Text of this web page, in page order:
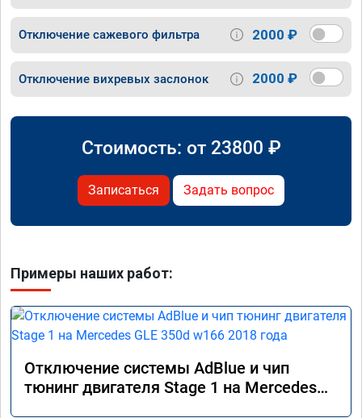
Отключение сажевого фильтра 2000 ₽
Отключение вихревых заслонок 2000 ₽
Стоимость: от 23800 ₽
Записаться Задать вопрос
Примеры наших работ:
Отключение системы AdBlue и чип
тюнинг двигателя Stage 1 на Mercedes